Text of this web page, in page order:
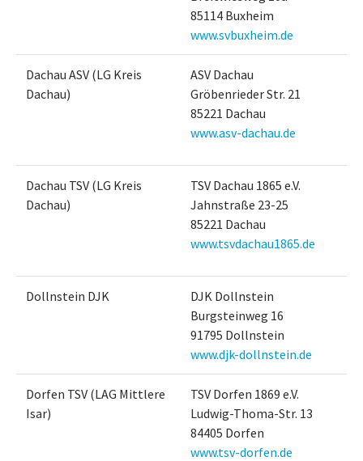
85114 Buxheim
www.svbuxheim.de
Dachau ASV (LG Kreis
Dachau)
ASV Dachau
Gröbenrieder Str. 21
85221 Dachau
www.asv-dachau.de
Dachau TSV (LG Kreis
Dachau)
TSV Dachau 1865 e.V.
Jahnstraße 23-25
85221 Dachau
www.tsvdachau1865.de
Dollnstein DJK
DJK Dollnstein
Burgsteinweg 16
91795 Dollnstein
www.djk-dollnstein.de
Dorfen TSV (LAG Mittlere
Isar)
TSV Dorfen 1869 e.V.
Ludwig-Thoma-Str. 13
84405 Dorfen
www.tsv-dorfen.de